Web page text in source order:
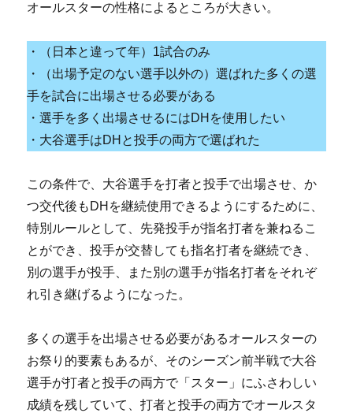
オールスターの性格によるところが大きい。
・（日本と違って年）1試合のみ
・（出場予定のない選手以外の）選ばれた多くの選
手を試合に出場させる必要がある
・選手を多く出場させるにはDHを使用したい
・大谷選手はDHと投手の両方で選ばれた
この条件で、大谷選手を打者と投手で出場させ、か
つ交代後もDHを継続使用できるようにするために、
特別ルールとして、先発投手が指名打者を兼ねるこ
とができ、投手が交替しても指名打者を継続でき、
別の選手が投手、また別の選手が指名打者をそれぞ
れ引き継げるようになった。
多くの選手を出場させる必要があるオールスターの
お祭り的要素もあるが、そのシーズン前半戦で大谷
選手が打者と投手の両方で「スター」にふさわしい
成績を残していて、打者と投手の両方でオールスタ